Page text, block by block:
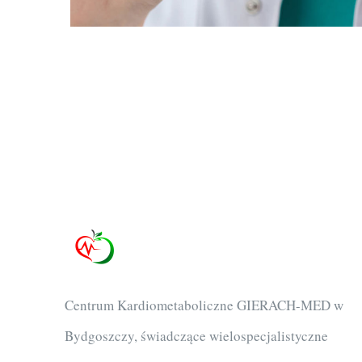
Centrum Kardiometaboliczne GIERACH-MED w
Bydgoszczy, świadczące wielospecjalistyczne